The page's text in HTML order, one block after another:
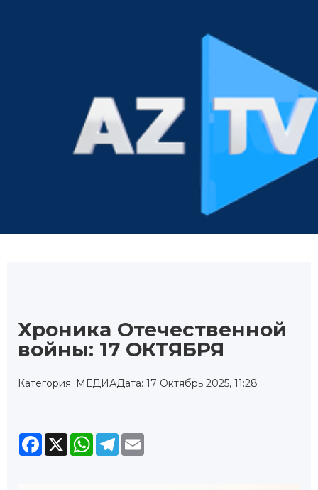
Хроника Отечественной
войны: 17 ОКТЯБРЯ
Категория: МЕДИАДата: 17 Октябрь 2025, 11:28
Facebook
X WhatsApp
Telegram